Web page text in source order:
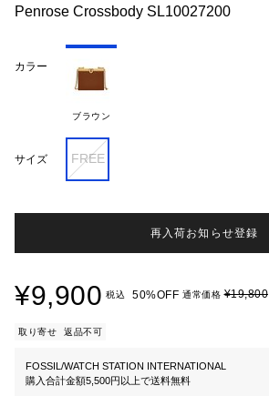
Penrose Crossbody SL10027200
カラー
ブラウン
サイズ FREE
再入荷お知らせ登録
¥9,900 税込 50%OFF 通常価格¥19,800
取り寄せ 返品不可
FOSSIL/WATCH STATION INTERNATIONAL
購入合計金額5,500円以上で送料無料